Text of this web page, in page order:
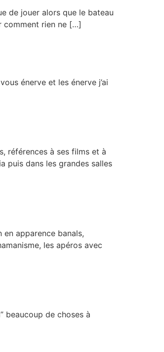
de jouer alors que le bateau
comment rien ne […]
énerve et les énerve j’ai
références à ses films et à
puis dans les grandes salles
apparence banals,
les apéros avec
beaucoup de choses à